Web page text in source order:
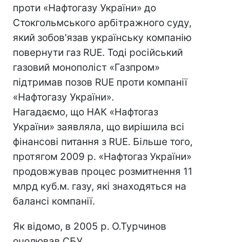
проти «Нафтогазу України» до
Стокгольмського арбітражного суду,
який зобов'язав українську компанію
повернути газ RUE. Тоді російський
газовий монополіст «Газпром»
підтримав позов RUE проти компанії
«Нафтогазу України».
Нагадаємо, що НАК «Нафтогаз
України» заявляла, що вирішила всі
фінансові питання з RUE. Більше того,
протягом 2009 р. «Нафтогаз України»
продовжував процес розмитнення 11
млрд куб.м. газу, які знаходяться на
балансі компанії.
Як відомо, в 2005 р. О.Турчинов